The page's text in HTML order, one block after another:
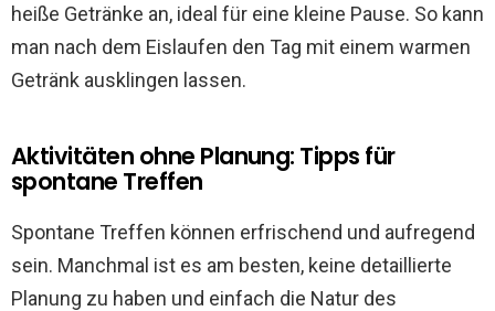
heiße Getränke an, ideal für eine kleine Pause. So kann
man nach dem Eislaufen den Tag mit einem warmen
Getränk ausklingen lassen.
Aktivitäten ohne Planung: Tipps für
spontane Treffen
Spontane Treffen können erfrischend und aufregend
sein. Manchmal ist es am besten, keine detaillierte
Planung zu haben und einfach die Natur des